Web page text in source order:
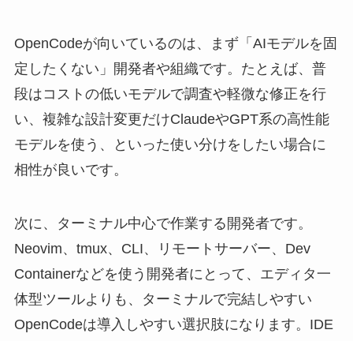
OpenCodeが向いているのは、まず「AIモデルを固
定したくない」開発者や組織です。たとえば、普
段はコストの低いモデルで調査や軽微な修正を行
い、複雑な設計変更だけClaudeやGPT系の高性能
モデルを使う、といった使い分けをしたい場合に
相性が良いです。
次に、ターミナル中心で作業する開発者です。
Neovim、tmux、CLI、リモートサーバー、Dev
Containerなどを使う開発者にとって、エディタ一
体型ツールよりも、ターミナルで完結しやすい
OpenCodeは導入しやすい選択肢になります。IDE